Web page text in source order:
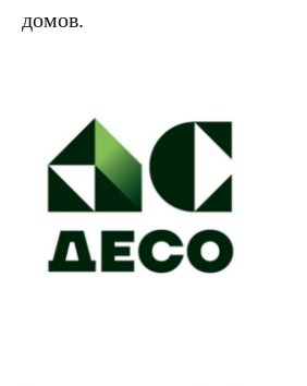
домов.